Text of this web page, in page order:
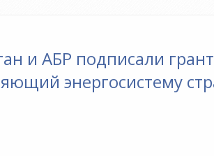
и АБР подписали
энергосистему